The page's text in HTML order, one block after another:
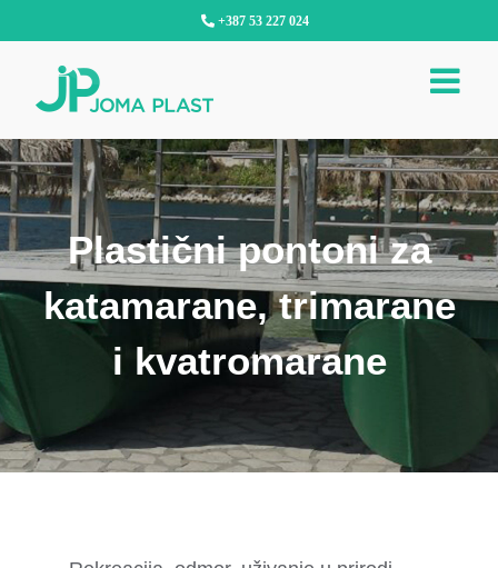
+387 53 227 024
Plastični pontoni za
katamarane, trimarane
i kvatromarane